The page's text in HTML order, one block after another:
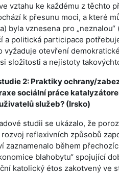
vztahu ke každému z těchto
k přesunu moci, a které
byla vznesena pro
a politická participace
vyžaduje otevření
složitosti a nejistoty
2: Praktiky ochrany/
sociální práce
služeb? (Irsko)
studii se ukázalo, že
rozvoj reflexivních způsobů
zaznamenalo během
blahobytu“ spojující
katolický étos zakotvený ve